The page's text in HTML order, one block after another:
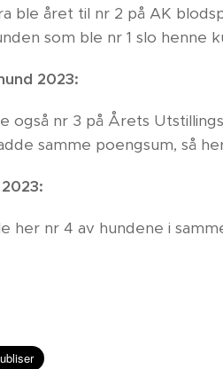
ble året til nr 2 på AK
som ble nr 1 slo henne
2023:
også nr 3 på Årets
samme poengsum, så
her nr 4 av hundene i